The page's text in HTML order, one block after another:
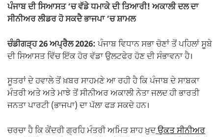
e
b
o
o
s
A
p
p
gr
a
m
y
Li
n
k
e
ਪੰਜਾਬ ਦੀ ਸਿਆਸਤ ‘ਚ ਵੱਡੇ ਧਮਾਕੇ ਦੀ ਤਿਆਰੀ! ਅਕਾਲੀ ਦਲ ਦਾ
ਸੀਨੀਅਰ ਲੀਡਰ ਹੋ ਸਕਦੈ ਭਾਜਪਾ ‘ਚ ਸ਼ਾਮਲ
ਚੰਡੀਗੜ੍ਹ 26 ਅਪ੍ਰੈਲ 2026:ਪੰਜਾਬ ਵਿਧਾਨ ਸਭਾ ਚੋਣਾਂ ਤੋਂ ਪਹਿਲਾਂ ਸੂਬੇ
ਦੀ ਸਿਆਸਤ ਵਿੱਚ ਇੱਕ ਹੋਰ ਵੱਡਾ ਉਲਟਫੇਰ ਹੋਣ ਦੀ ਸੰਭਾਵਨਾ ਹੈ।
ਸੂਤਰਾਂ ਦੇ ਹਵਾਲੇ ਤੋਂ ਖ਼ਬਰ ਸਾਹਮਣੇ ਆ ਰਹੀ ਹੈ ਕਿ ਪੰਜਾਬ ਦੇ ਸਾਬਕਾ
ਮੰਤਰੀ ਅਤੇ ਅਤੇ ਮਾਝੇ ਤੋਂ ਸੀਨੀਅਰ ਅਕਾਲੀ ਨੇਤਾ ਜਲਦ ਹੀ ਭਾਰਤੀ
ਜਨਤਾ ਪਾਰਟੀ (ਭਾਜਪਾ) ਦਾ ਪੱਲਾ ਫੜ ਸਕਦੇ ਹਨ।
ਚਰਚਾ ਹੈ ਕਿ ਕੇਂਦਰੀ ਗ੍ਰਹਿ ਮੰਤਰੀ ਅਮਿਤ ਸ਼ਾਹ ਖ਼ੁਦਉਕਤ ਸੀਨੀਅਰ